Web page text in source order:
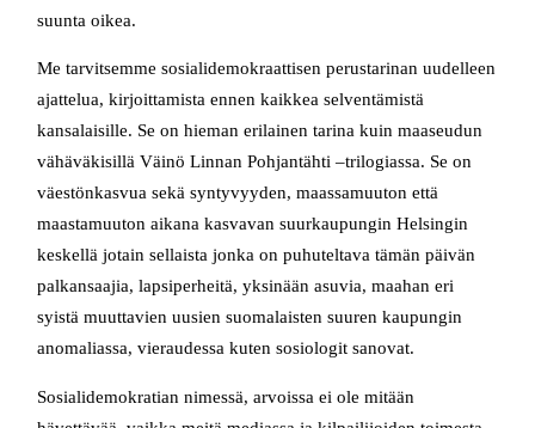
suunta oikea.
Me tarvitsemme sosialidemokraattisen perustarinan uudelleen
ajattelua, kirjoittamista ennen kaikkea selventämistä
kansalaisille. Se on hieman erilainen tarina kuin maaseudun
vähäväkisillä Väinö Linnan Pohjantähti –trilogiassa. Se on
väestönkasvua sekä syntyvyyden, maassamuuton että
maastamuuton aikana kasvavan suurkaupungin Helsingin
keskellä jotain sellaista jonka on puhuteltava tämän päivän
palkansaajia, lapsiperheitä, yksinään asuvia, maahan eri
syistä muuttavien uusien suomalaisten suuren kaupungin
anomaliassa, vieraudessa kuten sosiologit sanovat.
Sosialidemokratian nimessä, arvoissa ei ole mitään